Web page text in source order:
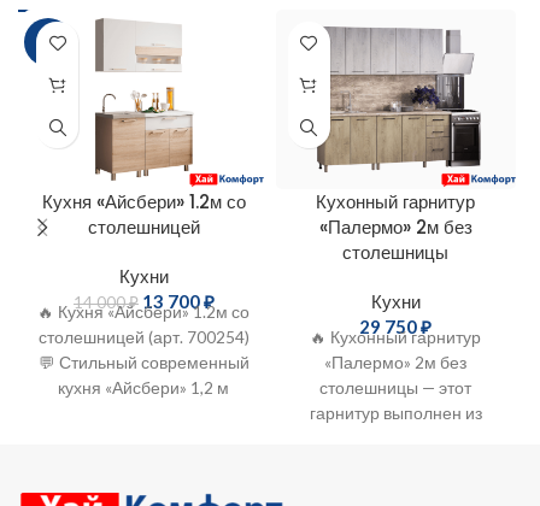
-2%
Кухня «Айсбери» 1.2м со
столешницей
Кухни
14 000₽ 13 700₽
🔥 Кухня «Айсбери» 1.2м со
столешницей (арт. 700254)
💬 Стильный современный
кухня «Айсбери» 1,2 м
Классическое
Кухонный гарнитур
«Палермо» 2м без
столешницы
Кухни
29 750₽
🔥 Кухонный гарнитур
«Палермо» 2м без
столешницы — этот
гарнитур выполнен из